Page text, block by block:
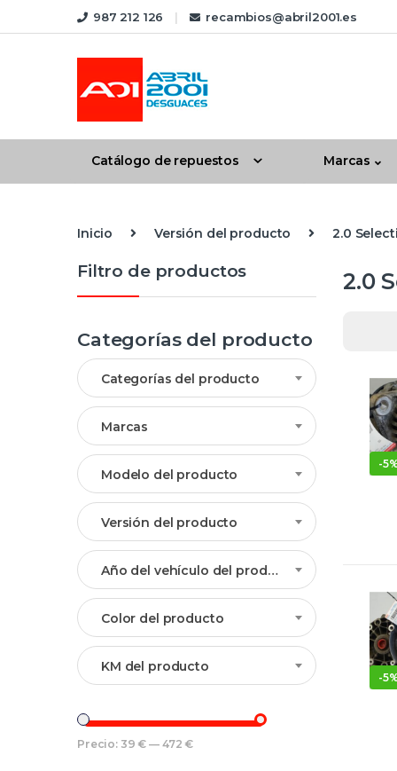
Skip to navigation
Skip to content987 212 126 recambios@abril2001.es
Catálogo de repuestos Marcas
Inicio Versión del producto 2.0
2.0
-
-
Filtro de productos
Categorías del producto
Categorías del producto
Marcas
Modelo del producto
Versión del producto
Año del vehículo del producto
Color del producto
KM del producto
Precio: 39 € — 472 €